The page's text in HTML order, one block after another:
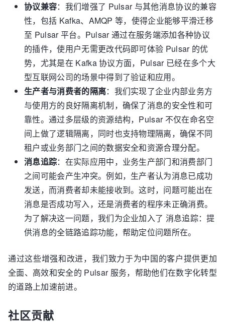
协议兼容：我们增强了 Pulsar 与其他消息协议的兼容
性，包括 Kafka、AMQP 等，使得企业能够平滑迁移
至 Pulsar 平台。Pulsar 通过在服务端添加各种协议
的插件，使用户无需更改代码即可体验 Pulsar 的优
势，尤其是在 Kafka 协议方面，Pulsar 已经在多个大
型互联网公司的场景中得到了验证和应用。
生产者与消费者的隔离：我们实现了企业内部业务方
与使用方的良好隔离机制，确保了消息的安全性和可
靠性。通过多层级的资源结构，Pulsar 不仅在命名空
间上做了逻辑隔离，同时也支持物理隔离，确保不同
租户或业务部门之间的数据安全和资源合理分配。
消息追踪：在实际应用中，业务生产部门和消费部门
之间可能会产生冲突。例如，生产者认为消息已成功
发送，而消费者却未能接收到。这时，问题可能出在
消息是否成功写入，还是消费者的程序未正确消费。
为了解决这一问题，我们为企业加入了 消息追踪：提
供消息的全链路追踪功能，帮助定位问题所在。
通过这些增强和改进，我们致力于为中国的客户提供更加
全面、高效和安全的 Pulsar 服务，帮助他们在数字化转型
的道路上加速前进。
社区贡献